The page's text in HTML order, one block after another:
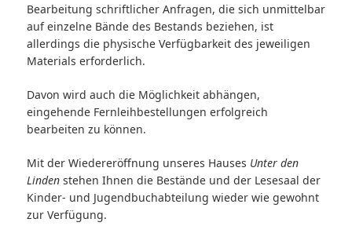
Bearbeitung schriftlicher Anfragen, die sich unmittelbar
auf einzelne Bände des Bestands beziehen, ist
allerdings die physische Verfügbarkeit des jeweiligen
Materials erforderlich.
Davon wird auch die Möglichkeit abhängen,
eingehende Fernleihbestellungen erfolgreich
bearbeiten zu können.
Mit der Wiedereröffnung unseres Hauses Unter den
Lindenstehen Ihnen die Bestände und der Lesesaal der
Kinder- und Jugendbuchabteilung wieder wie gewohnt
zur Verfügung.